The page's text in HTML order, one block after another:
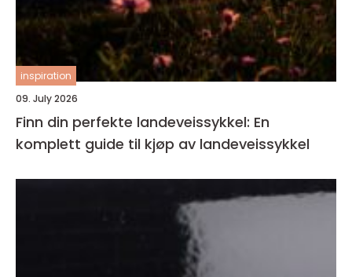
inspiration
09. July 2026
Finn din perfekte landeveissykkel: En
komplett guide til kjøp av landeveissykkel